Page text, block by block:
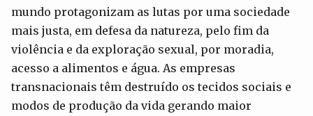
mundo protagonizam as lutas por uma sociedade
mais justa, em defesa da natureza, pelo fim da
violência e da exploração sexual, por moradia,
acesso a alimentos e água. As empresas
transnacionais têm destruído os tecidos sociais e
modos de produção da vida gerando maior